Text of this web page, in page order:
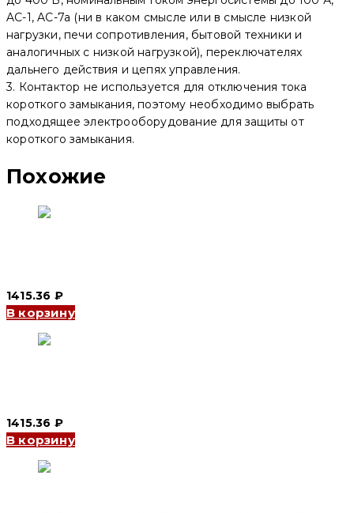
AC-1, AC-7a (ни в каком смысле или в смысле низкой
нагрузки, печи сопротивления, бытовой техники и
аналогичных с низкой нагрузкой), переключателях
дальнего действия и цепях управления.
3. Контактор не используется для отключения тока
короткого замыкания, поэтому необходимо выбрать
подходящее электрооборудование для защиты от
короткого замыкания.
Похожие
1415.36 ₽
В корзину
1415.36 ₽
В корзину